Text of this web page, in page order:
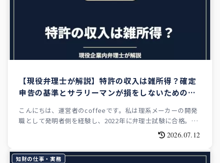
【現役弁理士が解説】特許の収入は雑所得？確定
申告の基準とサラリーマンが損をしないための全
こんにちは、運営者のcoffeeです。私は理系メーカーの開発
職として発明者側を経験し、2022年に弁理士試験に合格。現
在は外資系企業の知財部で実務を担いながら、このブログを
運営しています。「報奨金が振り込まれたんですけど、これ
って確定申告い...
2026.07.12
知財の仕事・実務